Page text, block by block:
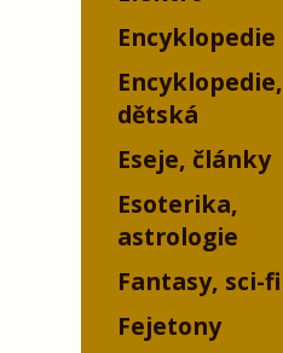
Encyklopedie
Encyklopedie,
dětská
Eseje, články
Esoterika,
astrologie
Fantasy, sci-fi
Fejetony